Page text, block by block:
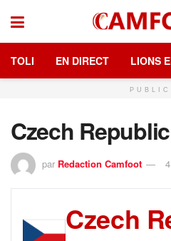
TOLI EN DIRECT LIONS
Czech
par Redaction Camfoot
Czech